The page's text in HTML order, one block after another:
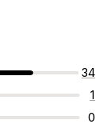
34
1
0